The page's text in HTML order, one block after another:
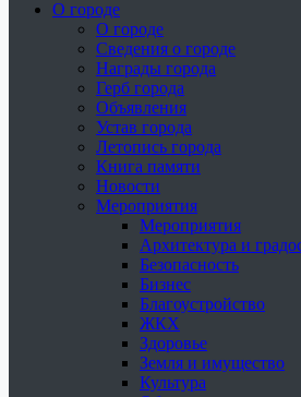
О городе
О городе
Сведения о городе
Награды города
Герб города
Объявления
Устав города
Летопись города
Книга памяти
Новости
Мероприятия
Мероприятия
Архитектура и
Безопасность
Бизнес
Благоустройство
ЖКХ
Здоровье
Земля и имущество
Культура